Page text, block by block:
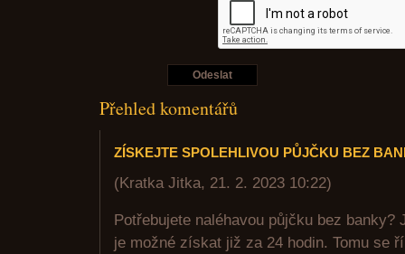
Přehled komentářů
ZÍSKEJTE SPOLEHLIVOU PŮJČKU BEZ
(Kratka Jitka, 21. 2. 2023 10:22)
Potřebujete naléhavou půjčku bez
je možné získat již za 24 hodin. Tomu se